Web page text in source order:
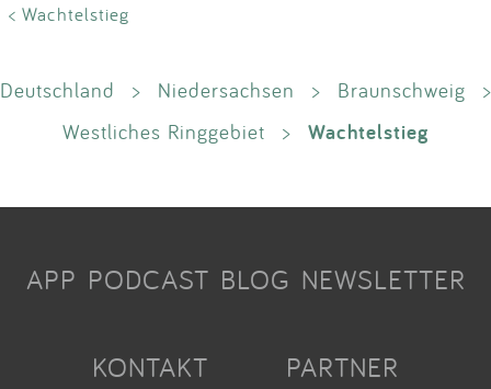
< Wachtelstieg
Deutschland > Niedersachsen > Braunschweig
>
Westliches Ringgebiet
> Wachtelstieg
APP PODCAST BLOG NEWSLETTER
KONTAKT PARTNER